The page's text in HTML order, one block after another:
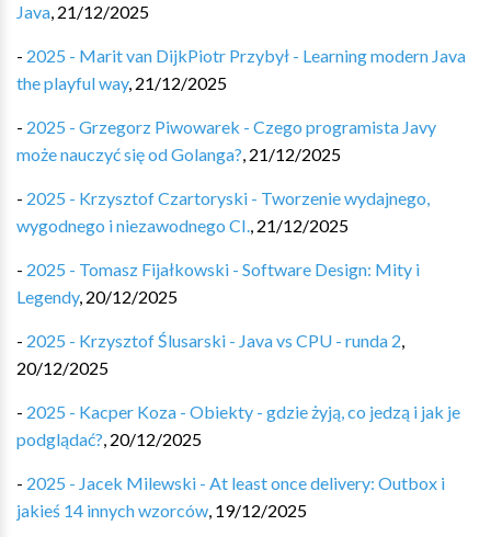
Java, 21/12/2025
- 2025 - Marit van DijkPiotr Przybył - Learning modern Java
the playful way, 21/12/2025
- 2025 - Grzegorz Piwowarek - Czego programista Javy
może nauczyć się od Golanga?, 21/12/2025
- 2025 - Krzysztof Czartoryski - Tworzenie wydajnego,
wygodnego i niezawodnego CI., 21/12/2025
- 2025 - Tomasz Fijałkowski - Software Design: Mity i
Legendy, 20/12/2025
- 2025 - Krzysztof Ślusarski - Java vs CPU - runda 2,
20/12/2025
- 2025 - Kacper Koza - Obiekty - gdzie żyją, co jedzą i jak je
podglądać?, 20/12/2025
- 2025 - Jacek Milewski - At least once delivery: Outbox i
jakieś 14 innych wzorców, 19/12/2025